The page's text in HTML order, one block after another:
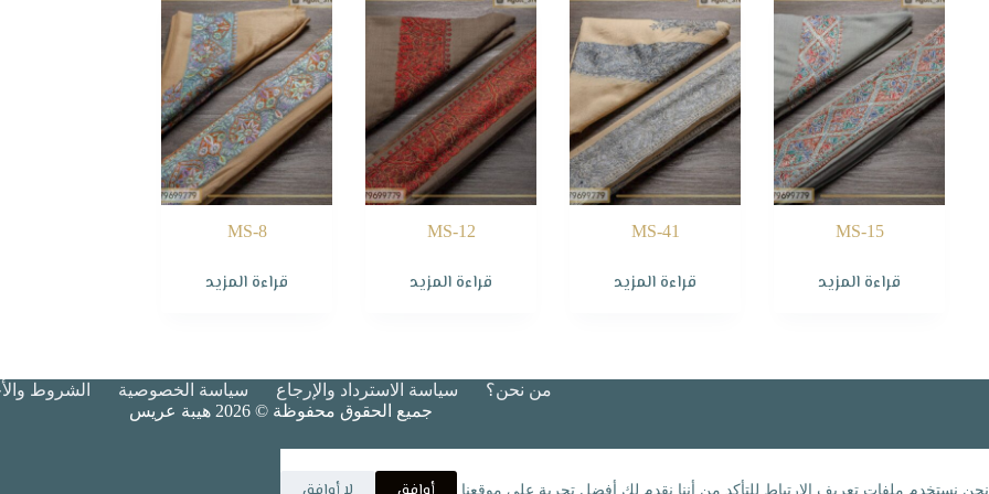
نحن نستخدم ملفات تعريف الارتباط للتأكد من أننا نقدم لك أفضل تجربة على موقعنا.
MS-15
قراءة المزيد
MS-41
قراءة المزيد
MS-12
قراءة المزيد
MS-8
قراءة المزيد
من نحن؟ سياسة الاسترداد والإرجاع سياسة الخصوصية
الشروط
جميع الحقوق محفوظة © 2026 هيبة عريس